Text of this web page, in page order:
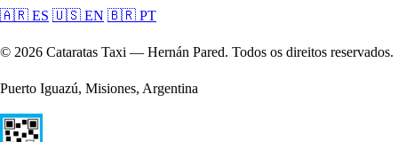
🇦🇷 ES 🇺🇸 EN 🇧🇷 PT
© 2026 Cataratas Taxi — Hernán Pared. Todos os direitos reservados.
Puerto Iguazú, Misiones, Argentina